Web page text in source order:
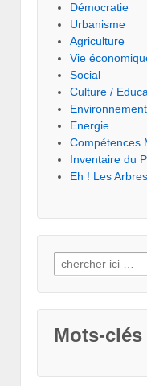
Démocratie
Urbanisme
Agriculture
Vie
Social
Culture /
Energie
Compétences
Inventaire du
Eh ! Les Arbres
Mots-clés